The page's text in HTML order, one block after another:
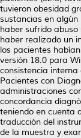
tuvieron obesidad
sustancias en
haber sufrido
haber realizado un
los pacientes
versión 18.0 para
consistencia interna
Pacientes con
administraciones
concordancia
teniendo en cuenta
traducción del
de la muestra y